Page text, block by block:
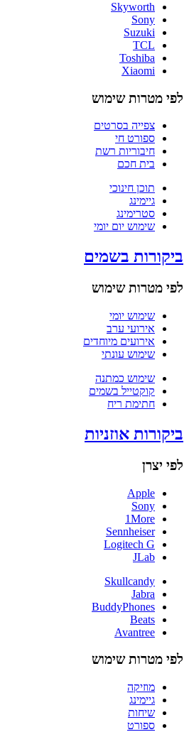
Skyworth
Sony
Suzuki
TCL
Toshiba
Xiaomi
לפי מטרות שימוש
צפייה בסרטים
ספורט חי
חיבוריות רשת
בית חכם
תוכן חינוכי
גיימינג
סטרימינג
שימוש יום יומי
ביקורות בשמים
לפי מטרות שימוש
שימוש יומי
אירועי ערב
אירועים מיוחדים
שימוש עונתי
שימוש כמתנה
קוקטייל בשמים
חתימת ריח
ביקורות אוזניות
לפי יצרן
Apple
Sony
1More
Sennheiser
Logitech G
JLab
Skullcandy
Jabra
BuddyPhones
Beats
Avantree
לפי מטרות שימוש
מוזיקה
גיימינג
שיחות
ספורט